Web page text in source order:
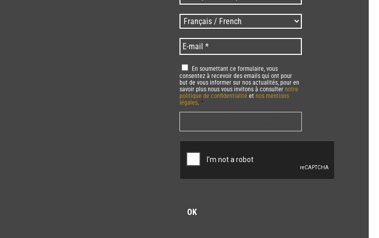
postal
/
Zip
* *
Langues
/
Language *
E-
mail *
RGPD *
En soumettant ce formulaire, vous
consentez à recevoir des emails qui ont pour
but de vous informer sur nos actualités, pour en
savoir plus nous vous invitons à consulternotre
politique de confidentialité etnos mentions
légales. *